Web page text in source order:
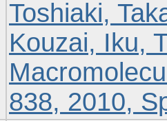
Toshiaki,
Kouzai, Iku,
838, 2010,